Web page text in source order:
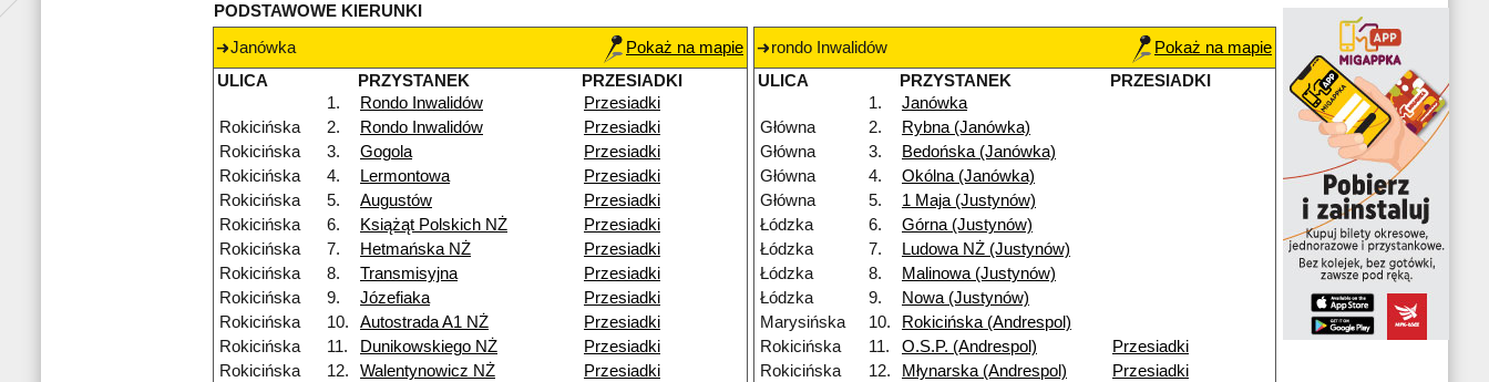
PODSTAWOWE KIERUNKI
Janówka
Pokaż na mapie
ULICA
PRZYSTANEK
PRZESIADKI
1.
Rondo Inwalidów
Przesiadki
Rokicińska
2. Rondo Inwalidów
Przesiadki
Rokicińska
3. Gogola
Przesiadki
Rokicińska
4. Lermontowa
Przesiadki
Rokicińska
5. Augustów
Przesiadki
Rokicińska
6. Książąt Polskich NŻ
Przesiadki
Rokicińska
7. Hetmańska NŻ
Przesiadki
Rokicińska
8. Transmisyjna
Przesiadki
Rokicińska
9. Józefiaka
Przesiadki
Rokicińska
10. Autostrada A1 NŻ
Przesiadki
Rokicińska
11. Dunikowskiego NŻ
Przesiadki
Rokicińska
12. Walentynowicz NŻ
Przesiadki
rondo Inwalidów
Pokaż na mapie
ULICA
PRZYSTANEK
PRZESIADKI
1.
Janówka
Główna
2.
Rybna (Janówka)
Główna
3.
Bedońska (Janówka)
Główna
4.
Okólna (Janówka)
Główna
5.
1 Maja (Justynów)
Łódzka
6.
Górna (Justynów)
Łódzka
7.
Ludowa NŻ (Justynów)
Łódzka
8.
Malinowa (Justynów)
Łódzka
9.
Nowa (Justynów)
Marysińska
10.
Rokicińska (Andrespol)
Rokicińska
11. O.S.P. (Andrespol)
Przesiadki
Rokicińska
12. Młynarska (Andrespol)
Przesiadki